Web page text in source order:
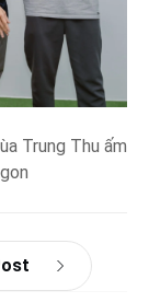
Trung Thu ấm